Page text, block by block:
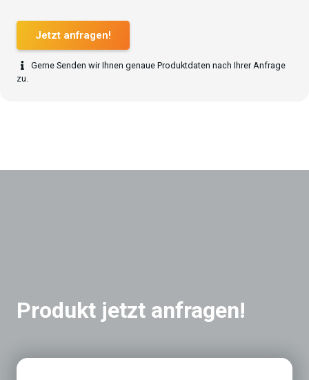
Jetzt anfragen!
Gerne Senden wir Ihnen genaue Produktdaten nach Ihrer Anfrage
zu.
Produkt jetzt anfragen!